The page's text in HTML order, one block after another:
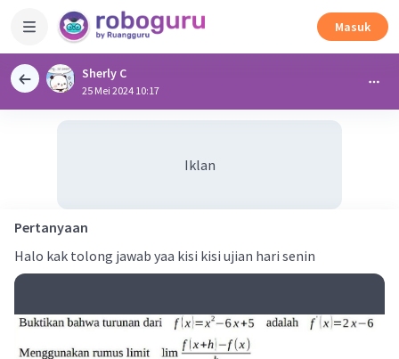
Masuk
Sherly C
25 Mei 2024 10:17
Iklan
Pertanyaan
Halo kak tolong jawab yaa kisi kisi ujian hari senin